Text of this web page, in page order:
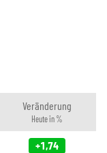
Veränderung
Heute in %
+1,74